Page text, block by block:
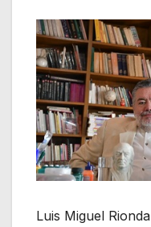
Luis Miguel Rionda